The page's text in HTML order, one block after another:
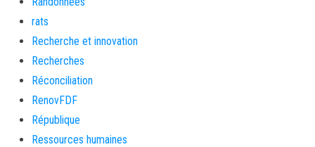
rats
Recherche et innovation
Recherches
Réconciliation
RenovFDF
République
Ressources humaines